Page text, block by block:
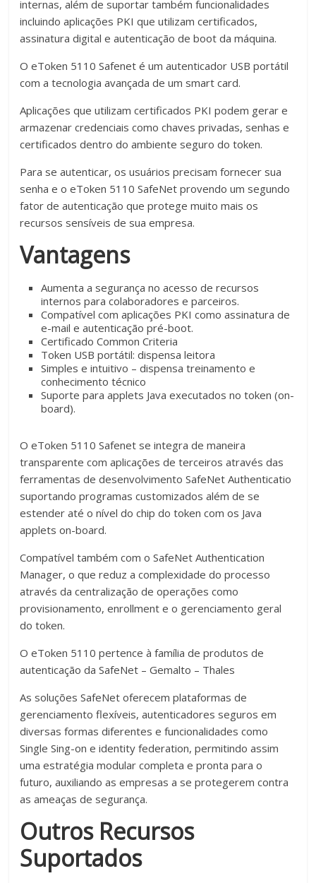
internas, além de suportar também funcionalidades
incluindo aplicações PKI que utilizam certificados,
assinatura digital e autenticação de boot da máquina.
O eToken 5110 Safenet é um autenticador USB portátil
com a tecnologia avançada de um smart card.
Aplicações que utilizam certificados PKI podem gerar e
armazenar credenciais como chaves privadas, senhas e
certificados dentro do ambiente seguro do token.
Para se autenticar, os usuários precisam fornecer sua
senha e o eToken 5110 SafeNet provendo um segundo
fator de autenticação que protege muito mais os
recursos sensíveis de sua empresa.
Vantagens
Aumenta a segurança no acesso de recursos
internos para colaboradores e parceiros.
Compatível com aplicações PKI como assinatura de
e-mail e autenticação pré-boot.
Certificado Common Criteria
Token USB portátil: dispensa leitora
Simples e intuitivo – dispensa treinamento e
conhecimento técnico
Suporte para applets Java executados no token (on-
board).
O eToken 5110 Safenet se integra de maneira
transparente com aplicações de terceiros através das
ferramentas de desenvolvimento SafeNet Authenticatio
suportando programas customizados além de se
estender até o nível do chip do token com os Java
applets on-board.
Compatível também com o SafeNet Authentication
Manager, o que reduz a complexidade do processo
através da centralização de operações como
provisionamento, enrollment e o gerenciamento geral
do token.
O eToken 5110 pertence à família de produtos de
autenticação da SafeNet – Gemalto – Thales
As soluções SafeNet oferecem plataformas de
gerenciamento flexíveis, autenticadores seguros em
diversas formas diferentes e funcionalidades como
Single Sing-on e identity federation, permitindo assim
uma estratégia modular completa e pronta para o
futuro, auxiliando as empresas a se protegerem contra
as ameaças de segurança.
Outros Recursos
Suportados